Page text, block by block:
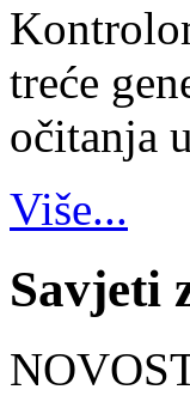
treće
očitanja
Više...
Savjeti